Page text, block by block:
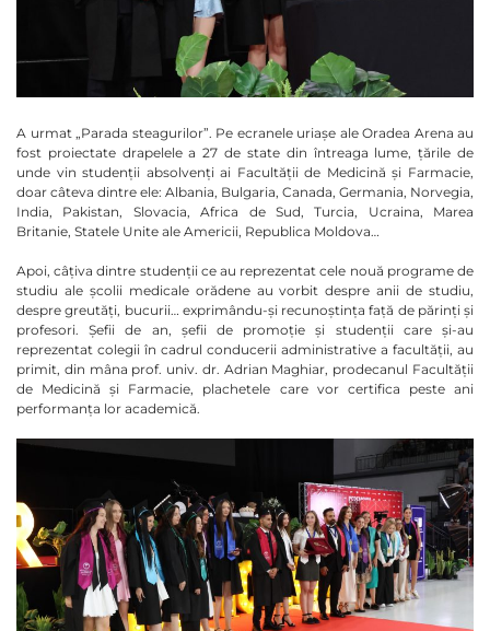
A urmat „Parada steagurilor”. Pe ecranele uriașe ale Oradea Arena au
fost proiectate drapelele a 27 de state din întreaga lume, țările de
unde vin studenții absolvenți ai Facultății de Medicină și Farmacie,
doar câteva dintre ele: Albania, Bulgaria, Canada, Germania, Norvegia,
India, Pakistan, Slovacia, Africa de Sud, Turcia, Ucraina, Marea
Britanie, Statele Unite ale Americii, Republica Moldova…
Apoi, câțiva dintre studenții ce au reprezentat cele nouă programe de
studiu ale școlii medicale orădene au vorbit despre anii de studiu,
despre greutăți, bucurii… exprimându-și recunoștința față de părinți și
profesori. Șefii de an, șefii de promoție și studenții care și-au
reprezentat colegii în cadrul conducerii administrative a facultății, au
primit, din mâna prof. univ. dr. Adrian Maghiar, prodecanul Facultății
de Medicină și Farmacie, plachetele care vor certifica peste ani
performanța lor academică.